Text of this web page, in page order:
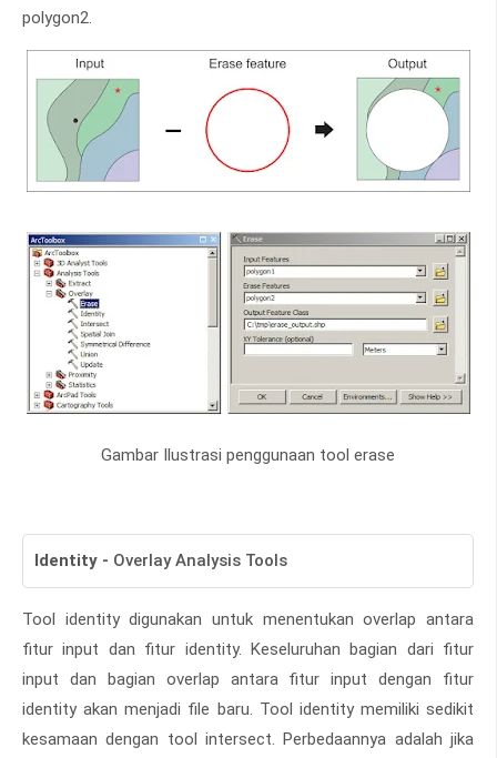
polygon2.
Gambar Ilustrasi penggunaan tool erase
Identity - Overlay Analysis Tools
Tool identity digunakan untuk menentukan overlap antara
fitur input dan fitur identity. Keseluruhan bagian dari fitur
input dan bagian overlap antara fitur input dengan fitur
identity akan menjadi file baru. Tool identity memiliki sedikit
kesamaan dengan tool intersect. Perbedaannya adalah jika